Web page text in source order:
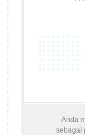
Anda
sebagai